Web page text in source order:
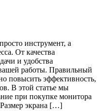
инструмент, а
От качества
и удобства
вашей работы. Правильный
повысить эффективность,
В этой статье мы
при покупке монитора
экрана […]